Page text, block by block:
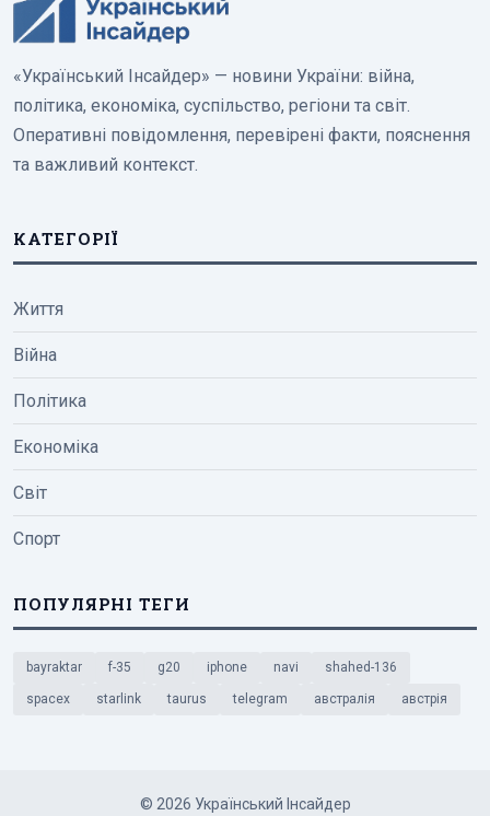
«Український Інсайдер» — новини України: війна,
політика, економіка, суспільство, регіони та світ.
Оперативні повідомлення, перевірені факти, пояснення
та важливий контекст.
КАТЕГОРІЇ
Життя
Війна
Політика
Економіка
Світ
Спорт
ПОПУЛЯРНІ ТЕГИ
bayraktar f-35 g20 iphone navi shahed-136
spacex starlink taurus telegram австралія австрія
© 2026 Український Інсайдер